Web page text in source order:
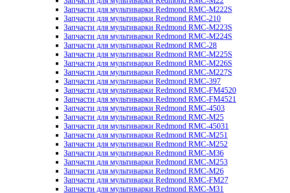
Запчасти для мультиварки Redmond RMC-M222S
Запчасти для мультиварки Redmond RMC-210
Запчасти для мультиварки Redmond RMC-M223S
Запчасти для мультиварки Redmond RMC-M224S
Запчасти для мультиварки Redmond RMC-28
Запчасти для мультиварки Redmond RMC-M225S
Запчасти для мультиварки Redmond RMC-M226S
Запчасти для мультиварки Redmond RMC-M227S
Запчасти для мультиварки Redmond RMC-397
Запчасти для мультиварки Redmond RMC-FM4520
Запчасти для мультиварки Redmond RMC-FM4521
Запчасти для мультиварки Redmond RMC-4503
Запчасти для мультиварки Redmond RMC-M25
Запчасти для мультиварки Redmond RMC-45031
Запчасти для мультиварки Redmond RMC-M251
Запчасти для мультиварки Redmond RMC-M252
Запчасти для мультиварки Redmond RMC-M36
Запчасти для мультиварки Redmond RMC-M253
Запчасти для мультиварки Redmond RMC-M26
Запчасти для мультиварки Redmond RMC-FM27
Запчасти для мультиварки Redmond RMC-M31